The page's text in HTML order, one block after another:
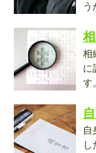
う
相
に
す
自